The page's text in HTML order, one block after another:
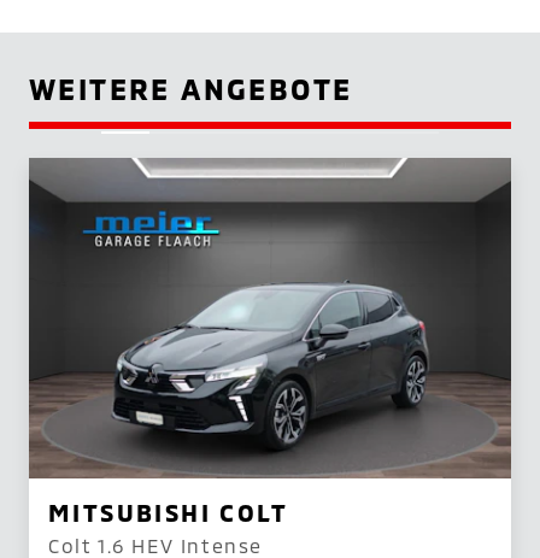
WEITERE ANGEBOTE
MITSUBISHI COLT
Colt 1.6 HEV Intense